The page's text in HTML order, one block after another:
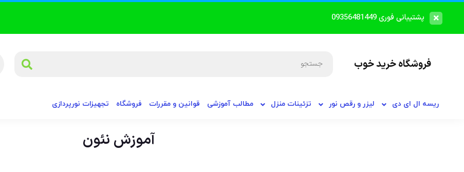
پشتیبانی فوری 09356481449
فروشگاه خرید خوب
ریسه ال ای دی لیزر و رقص نور تزئینات منزل مطالب آموزشی قوانین و مقررات فروشگاه تجهیزات نورپردازی
آموزش نئون